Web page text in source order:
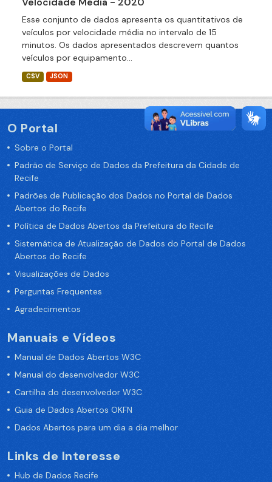
Esse conjunto de dados apresenta os quantitativos de
veículos por velocidade média no intervalo de 15
minutos. Os dados apresentados descrevem quantos
veículos por equipamento...
CSV JSON
O Portal
Sobre o Portal
Padrão de Serviço de Dados da Prefeitura da Cidade de
Recife
Padrões de Publicação dos Dados no Portal de Dados
Abertos do Recife
Política de Dados Abertos da Prefeitura do Recife
Sistemática de Atualização de Dados do Portal de Dados
Abertos do Recife
Visualizações de Dados
Perguntas Frequentes
Agradecimentos
Manuais e Vídeos
Manual de Dados Abertos W3C
Manual do desenvolvedor W3C
Cartilha do desenvolvedor W3C
Guia de Dados Abertos OKFN
Dados Abertos para um dia a dia melhor
Links de Interesse
Hub de Dados Recife